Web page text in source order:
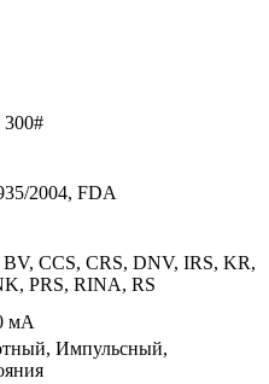
300#
2004, FDA
CCS, CRS, DNV, IRS, KR,
PRS, RINA, RS
мА
Импульсный,